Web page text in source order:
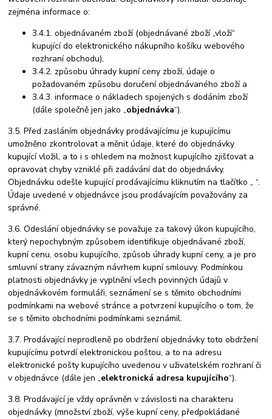
zejména informace o:
3.4.1. objednávaném zboží (objednávané zboží „vloží“
kupující do elektronického nákupního košíku webového
rozhraní obchodu),
3.4.2. způsobu úhrady kupní ceny zboží, údaje o
požadovaném způsobu doručení objednávaného zboží a
3.4.3. informace o nákladech spojených s dodáním zboží
(dále společně jen jako „objednávka“).
3.5. Před zasláním objednávky prodávajícímu je kupujícímu
umožněno zkontrolovat a měnit údaje, které do objednávky
kupující vložil, a to i s ohledem na možnost kupujícího zjišťovat a
opravovat chyby vzniklé při zadávání dat do objednávky.
Objednávku odešle kupující prodávajícímu kliknutím na tlačítko „ “.
Údaje uvedené v objednávce jsou prodávajícím považovány za
správné.
3.6. Odeslání objednávky se považuje za takový úkon kupujícího,
který nepochybným způsobem identifikuje objednávané zboží,
kupní cenu, osobu kupujícího, způsob úhrady kupní ceny, a je pro
smluvní strany závazným návrhem kupní smlouvy. Podmínkou
platnosti objednávky je vyplnění všech povinných údajů v
objednávkovém formuláři, seznámení se s těmito obchodními
podmínkami na webové stránce a potvrzení kupujícího o tom, že
se s těmito obchodními podmínkami seznámil.
3.7. Prodávající neprodleně po obdržení objednávky toto obdržení
kupujícímu potvrdí elektronickou poštou, a to na adresu
elektronické pošty kupujícího uvedenou v uživatelském rozhraní či
v objednávce (dále jen „elektronická adresa kupujícího“).
3.8. Prodávající je vždy oprávněn v závislosti na charakteru
objednávky (množství zboží, výše kupní ceny, předpokládané